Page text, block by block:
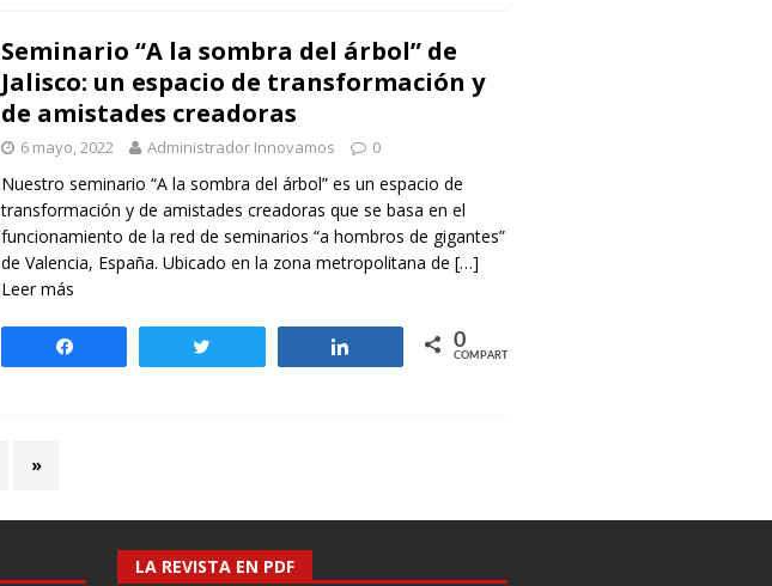
Seminario “A la sombra del árbol” de
Jalisco: un espacio de transformación y
de amistades creadoras
6 mayo, 2022 Administrador Innovamos 0
Nuestro seminario “A la sombra del árbol” es un espacio de
transformación y de amistades creadoras que se basa en el
funcionamiento de la red de seminarios “a hombros de gigantes”
de Valencia, España. Ubicado en la zona metropolitana de […]
Leer más
Compartir 0
COMPARTIR
»
LA REVISTA EN PDF